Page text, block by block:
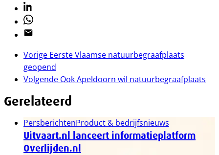
Linkedin
Whatsapp
Email
Vorige Eerste Vlaamse natuurbegraafplaats
geopend
Volgende Ook Apeldoorn wil natuurbegraafplaats
Gerelateerd
PersberichtenProduct & bedrijfsnieuws
Uitvaart.nl lanceert informatieplatform
Overlijden.nl